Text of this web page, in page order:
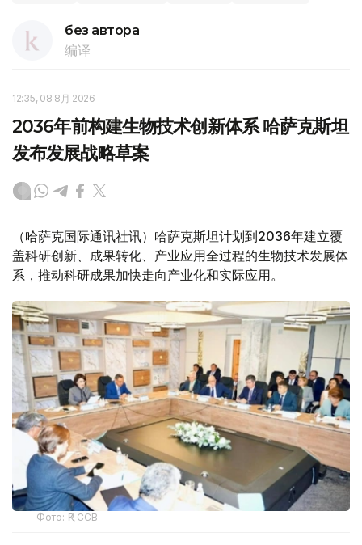
без автора
编译
12:35, 08 8月 2026
2036年前构建生物技术创新体系 哈萨克斯坦
发布发展战略草案
（哈萨克国际通讯社讯）哈萨克斯坦计划到2036年建立覆
盖科研创新、成果转化、产业应用全过程的生物技术发展体
系，推动科研成果加快走向产业化和实际应用。
Фото: ҚР ССВ